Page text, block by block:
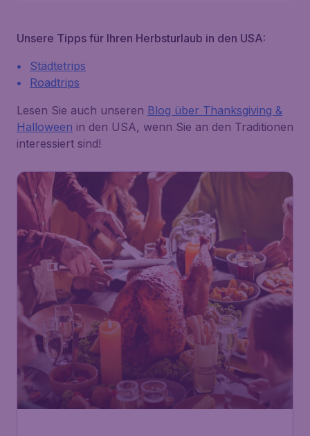
Unsere Tipps für Ihren Herbsturlaub in den USA:
Städtetrips
Roadtrips
Lesen Sie auch unseren Blog über Thanksgiving &
Halloween in den USA, wenn Sie an den Traditionen
interessiert sind!